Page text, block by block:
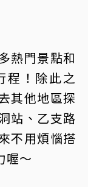
熱門景點和
程！除此之
其他地區探
站、乙支路
不用煩惱搭
喔～